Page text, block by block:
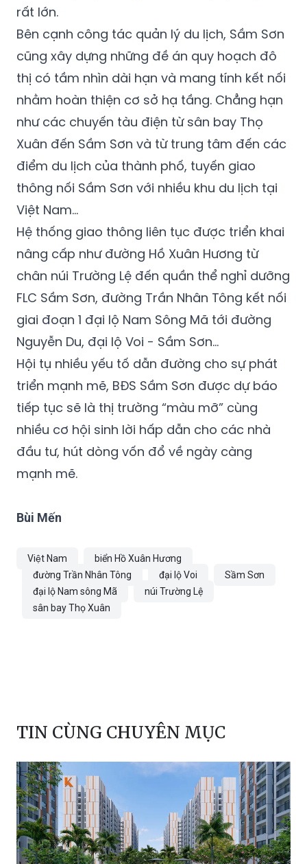
rất lớn.
Bên cạnh công tác quản lý du lịch, Sầm Sơn
cũng xây dựng những đề án quy hoạch đô
thị có tầm nhìn dài hạn và mang tính kết nối
nhằm hoàn thiện cơ sở hạ tầng. Chẳng hạn
như các chuyến tàu điện từ sân bay Thọ
Xuân đến Sầm Sơn và từ trung tâm đến các
điểm du lịch của thành phố, tuyến giao
thông nối Sầm Sơn với nhiều khu du lịch tại
Việt Nam…
Hệ thống giao thông liên tục được triển khai
nâng cấp như đường Hồ Xuân Hương từ
chân núi Trường Lệ đến quần thể nghỉ dưỡng
FLC Sầm Sơn, đường Trần Nhân Tông kết nối
giai đoạn 1 đại lộ Nam Sông Mã tới đường
Nguyễn Du, đại lộ Voi - Sầm Sơn…
Hội tụ nhiều yếu tố dẫn đường cho sự phát
triển mạnh mẽ, BĐS Sầm Sơn được dự báo
tiếp tục sẽ là thị trường “màu mỡ” cùng
nhiều cơ hội sinh lời hấp dẫn cho các nhà
đầu tư, hút dòng vốn đổ về ngày càng
mạnh mẽ.
Bùi Mến
Việt Nam
biển Hồ Xuân Hương
đường Trần Nhân Tông
đại lộ Voi
Sầm Sơn
đại lộ Nam sông Mã
núi Trường Lệ
sân bay Thọ Xuân
TIN CÙNG CHUYÊN MỤC